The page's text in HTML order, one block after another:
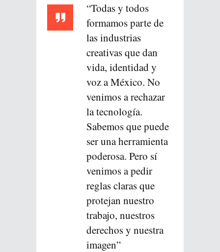
“Todas y todos
formamos parte de
las industrias
creativas que dan
vida, identidad y
voz a México. No
venimos a rechazar
la tecnología.
Sabemos que puede
ser una herramienta
poderosa. Pero sí
venimos a pedir
reglas claras que
protejan nuestro
trabajo, nuestros
derechos y nuestra
imagen”